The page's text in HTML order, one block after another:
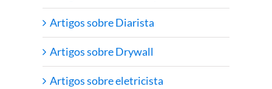
Artigos sobre Diarista
Artigos sobre Drywall
Artigos sobre eletricista